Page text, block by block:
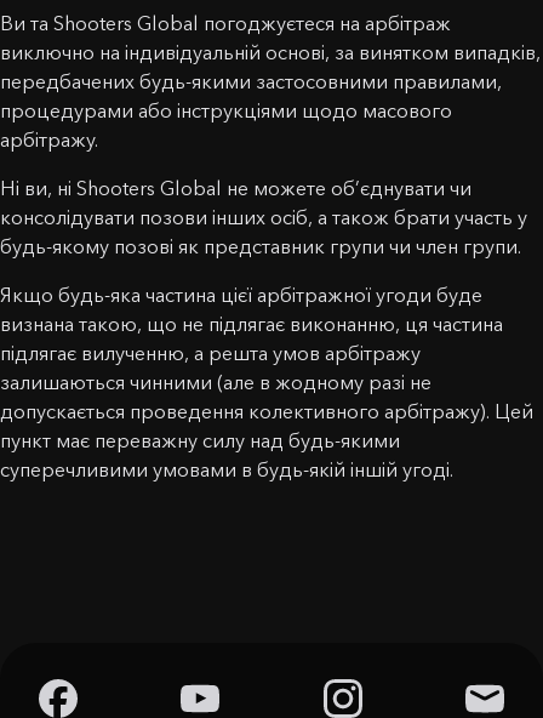
Ви та Shooters Global погоджуєтеся на арбітраж
виключно на індивідуальній основі, за винятком випадків,
передбачених будь-якими застосовними правилами,
процедурами або інструкціями щодо масового
арбітражу.
Ні ви, ні Shooters Global не можете об’єднувати чи
консолідувати позови інших осіб, а також брати участь у
будь-якому позові як представник групи чи член групи.
Якщо будь-яка частина цієї арбітражної угоди буде
визнана такою, що не підлягає виконанню, ця частина
підлягає вилученню, а решта умов арбітражу
залишаються чинними (але в жодному разі не
допускається проведення колективного арбітражу). Цей
пункт має переважну силу над будь-якими
суперечливими умовами в будь-якій іншій угоді.